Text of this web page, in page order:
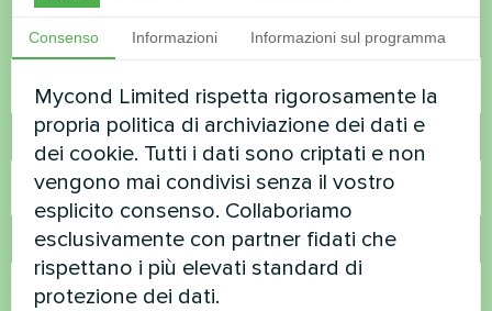
Nome
Numero di telefono
Email
Consenso Informazioni Informazioni sul programma
Mycond Limited rispetta rigorosamente la
propria politica di archiviazione dei dati e
dei cookie. Tutti i dati sono criptati e non
vengono mai condivisi senza il vostro
esplicito consenso. Collaboriamo
esclusivamente con partner fidati che
rispettano i più elevati standard di
protezione dei dati.